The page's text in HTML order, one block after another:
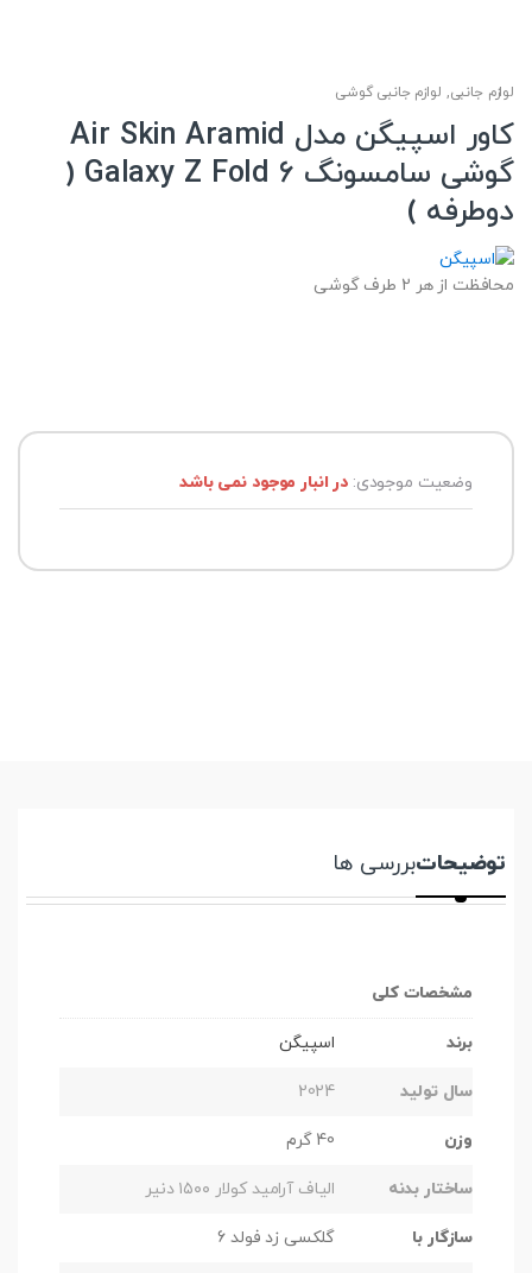
لوازم جانبی, لوازم جانبی گوشی
کاور اسپیگن مدل Air Skin Aramid
گوشی سامسونگ Galaxy Z Fold 6 (
دوطرفه )
محافظت از هر 2 طرف گوشی
وضعیت موجودی:در انبار موجود نمی باشد
توضیحاتبررسی ها
مشخصات کلی
برند اسپیگن
سال تولید 2024
وزن 40 گرم
ساختار بدنه الیاف آرامید کولار ۱۵۰۰ دنیر
سازگار با گلکسی زد فولد 6